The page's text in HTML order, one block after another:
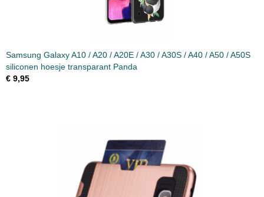
Samsung Galaxy A10 / A20 / A20E / A30 / A30S / A40 / A50 / A50S
siliconen hoesje transparant Panda
€ 9,95